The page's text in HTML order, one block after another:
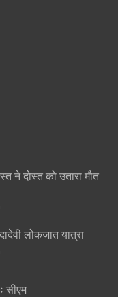
ने दोस्त को उतारा मौत
लोकजात यात्रा
सीएम